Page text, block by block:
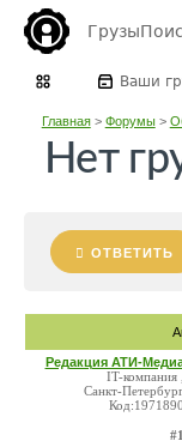
Грузы
Ваши
Главная> Форумы>
Нет
ОТВЕТИТЬ
Редакция АТИ-
IT-компания ,
Санкт-
Код:1971890
#1